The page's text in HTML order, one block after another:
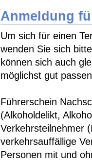
Anmeldung
Um sich für einen
wenden Sie sich
können sich auch
möglichst gut
Führerschein
(Alkoholdelikt,
Verkehrsteilnehmer
verkehrsauffällige
Personen mit und